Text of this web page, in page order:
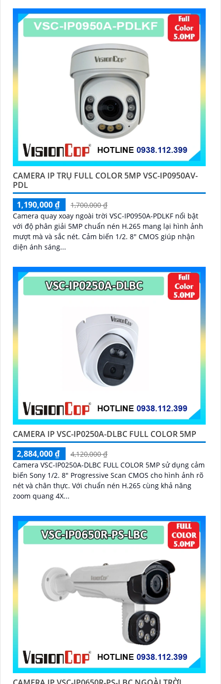
CAMERA IP TRỤ FULL COLOR 5MP VSC-IP0950AV-
PDL
1,190,000 ₫
1,700,000 ₫
Camera quay xoay ngoài trời VSC-IP0950A-PDLKF nổi bật
với độ phân giải 5MP chuẩn nén H.265 mang lại hình ảnh
mượt mà và sắc nét. Cảm biến 1/2. 8" CMOS giúp nhận
diện ánh sáng...
CAMERA IP VSC-IP0250A-DLBC FULL COLOR 5MP
2,884,000 ₫
4,120,000 ₫
Camera VSC-IP0250A-DLBC FULL COLOR 5MP sử dụng cảm
biến Sony 1/2. 8" Progressive Scan CMOS cho hình ảnh rõ
nét và chân thực. Với chuẩn nén H.265 cùng khả năng
zoom quang 4X...